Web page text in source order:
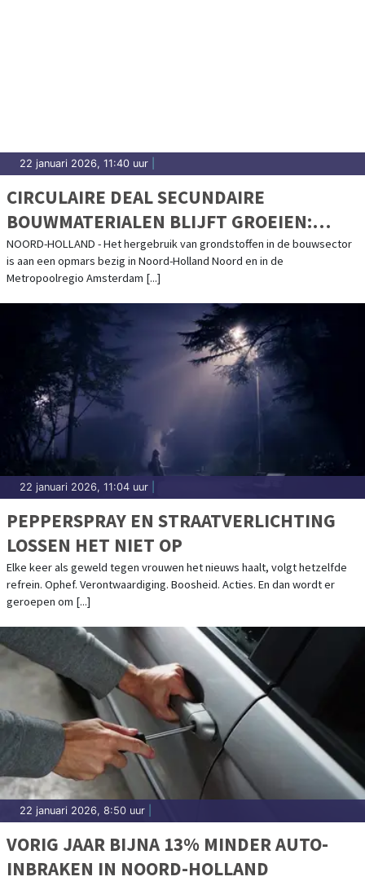
22 januari 2026, 11:40 uur
CIRCULAIRE DEAL SECUNDAIRE
BOUWMATERIALEN BLIJFT GROEIEN:
CIRCULAIR SLOPEN LOONT
NOORD-HOLLAND - Het hergebruik van grondstoffen in de bouwsector
is aan een opmars bezig in Noord-Holland Noord en in de
Metropoolregio Amsterdam [...]
22 januari 2026, 11:04 uur
PEPPERSPRAY EN STRAATVERLICHTING
LOSSEN HET NIET OP
Elke keer als geweld tegen vrouwen het nieuws haalt, volgt hetzelfde
refrein. Ophef. Verontwaardiging. Boosheid. Acties. En dan wordt er
geroepen om [...]
22 januari 2026, 8:50 uur
VORIG JAAR BIJNA 13% MINDER AUTO-
INBRAKEN IN NOORD-HOLLAND